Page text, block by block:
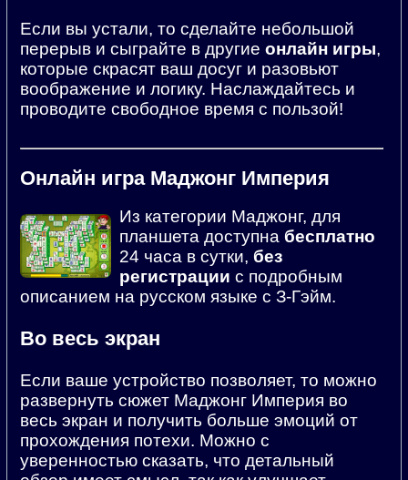
Если вы устали, то сделайте небольшой
перерыв и сыграйте в другие онлайн игры,
которые скрасят ваш досуг и разовьют
воображение и логику. Наслаждайтесь и
проводите свободное время с пользой!
Онлайн игра Маджонг Империя
Из категории Маджонг, для
планшета доступна бесплатно
24 часа в сутки, без
регистрации с подробным
описанием на русском языке с З-Гэйм.
Во весь экран
Если ваше устройство позволяет, то можно
развернуть сюжет Маджонг Империя во
весь экран и получить больше эмоций от
прохождения потехи. Можно с
уверенностью сказать, что детальный